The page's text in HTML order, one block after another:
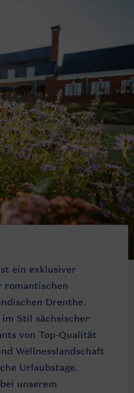
ein exklusiver
Drenthe.
Stil sächsischer
von Top-Qualität
Wellnesslandschaft
Urlaubstage.
unserem